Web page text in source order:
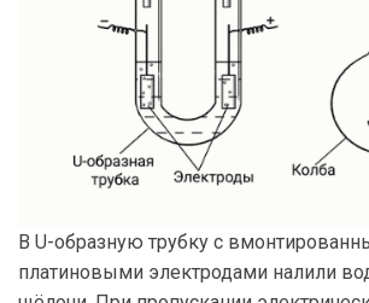
В U-образную трубку с
платиновыми электродами налили